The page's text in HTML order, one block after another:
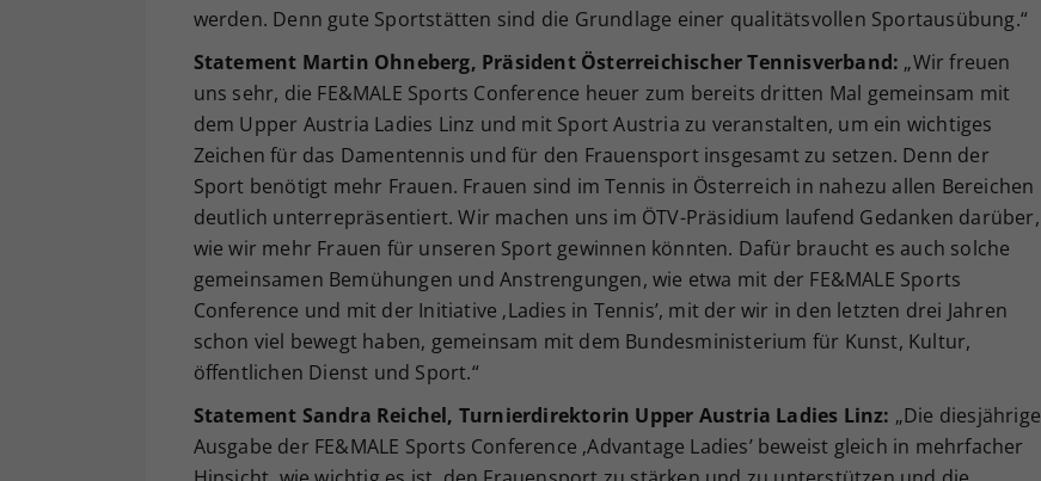
werden. Denn gute Sportstätten sind die Grundlage einer qualitätsvollen Sportausübung.“
Statement Martin Ohneberg, Präsident Österreichischer Tennisverband: „Wir freuen
uns sehr, die FE&MALE Sports Conference heuer zum bereits dritten Mal gemeinsam mit
dem Upper Austria Ladies Linz und mit Sport Austria zu veranstalten, um ein wichtiges
Zeichen für das Damentennis und für den Frauensport insgesamt zu setzen. Denn der
Sport benötigt mehr Frauen. Frauen sind im Tennis in Österreich in nahezu allen Bereichen
deutlich unterrepräsentiert. Wir machen uns im ÖTV-Präsidium laufend Gedanken darüber,
wie wir mehr Frauen für unseren Sport gewinnen könnten. Dafür braucht es auch solche
gemeinsamen Bemühungen und Anstrengungen, wie etwa mit der FE&MALE Sports
Conference und mit der Initiative ‚Ladies in Tennis’, mit der wir in den letzten drei Jahren
schon viel bewegt haben, gemeinsam mit dem Bundesministerium für Kunst, Kultur,
öffentlichen Dienst und Sport.“
Statement Sandra Reichel, Turnierdirektorin Upper Austria Ladies Linz: „Die diesjährige
Ausgabe der FE&MALE Sports Conference ‚Advantage Ladies’ beweist gleich in mehrfacher